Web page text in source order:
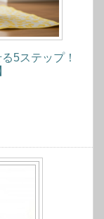
5ステップ！